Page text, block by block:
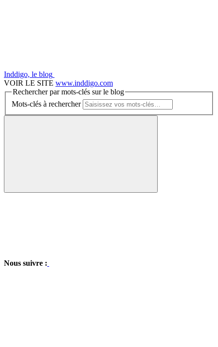
Inddigo, le blog
VOIR LE SITE www.inddigo.com
Rechercher par mots-clés sur le blog
Mots-clés à rechercher
Nous suivre :